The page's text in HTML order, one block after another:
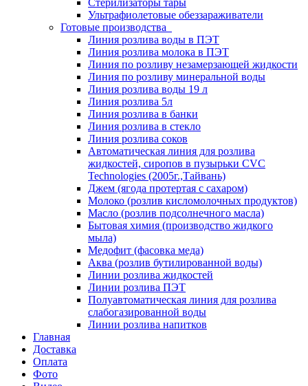
Стерилизаторы тары
Ультрафиолетовые обеззараживатели
Готовые производства
Линия розлива воды в ПЭТ
Линия розлива молока в ПЭТ
Линия по розливу незамерзающей жидкости
Линия по розливу минеральной воды
Линия розлива воды 19 л
Линия розлива 5л
Линия розлива в банки
Линия розлива в стекло
Линия розлива соков
Автоматическая линия для розлива
жидкостей, сиропов в пузырьки CVC
Technologies (2005г.,Тайвань)
Джем (ягода протертая с сахаром)
Молоко (розлив кисломолочных продуктов)
Масло (розлив подсолнечного масла)
Бытовая химия (производство жидкого
мыла)
Медофит (фасовка меда)
Аква (розлив бутилированной воды)
Линии розлива жидкостей
Линии розлива ПЭТ
Полуавтоматическая линия для розлива
слабогазированной воды
Линии розлива напитков
Главная
Доставка
Оплата
Фото